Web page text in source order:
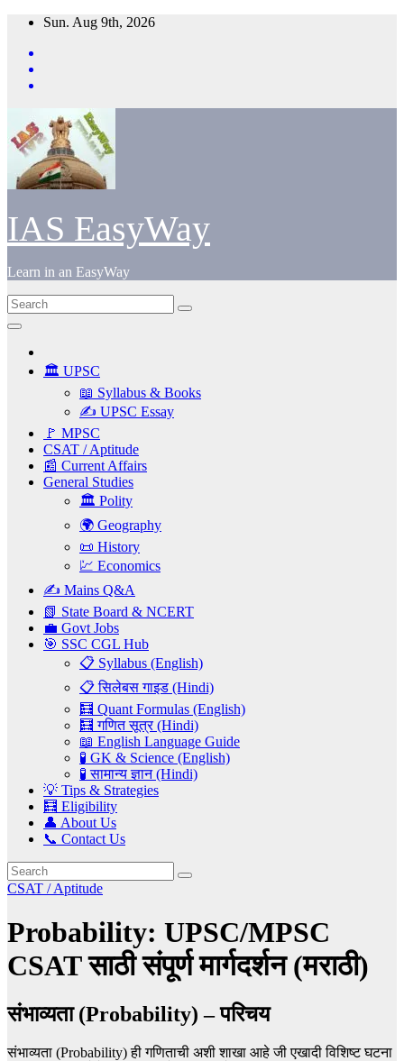
Skip
content
Sun. Aug 9th, 2026
IAS EasyWay
Learn in an EasyWay
🏛️ UPSC
📖 Syllabus & Books
✍️ UPSC Essay
🚩 MPSC
CSAT / Aptitude
📰 Current Affairs
General Studies
🏛️ Polity
🌍 Geography
📜 History
💹 Economics
✍️ Mains Q&A
📗 State Board & NCERT
💼 Govt Jobs
🎯 SSC CGL Hub
📋 Syllabus (English)
📋 सिलेबस गाइड (Hindi)
🧮 Quant Formulas (English)
🧮 गणित सूत्र (Hindi)
📖 English Language Guide
🧪 GK & Science (English)
🧪 सामान्य ज्ञान (Hindi)
💡 Tips & Strategies
🧮 Eligibility
👤 About Us
📞 Contact Us
CSAT / Aptitude
Probability: UPSC/MPSC
CSAT साठी संपूर्ण मार्गदर्शन (मराठी)
संभाव्यता (Probability) – परिचय
संभाव्यता (Probability) ही गणिताची अशी शाखा आहे जी एखादी विशिष्ट घटना